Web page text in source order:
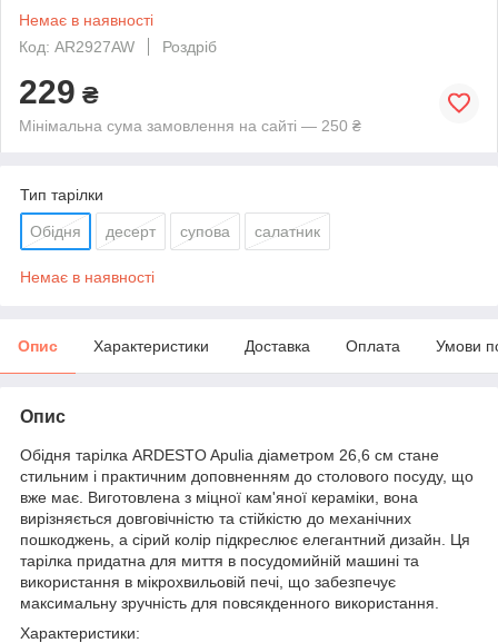
Немає в наявності
Код: AR2927AW
Роздріб
229 ₴
Мінімальна сума замовлення на сайті — 250 ₴
Тип тарілки
Обідня десерт супова салатник
Немає в наявності
Опис Характеристики Доставка Оплата Умови
Опис
Обідня тарілка ARDESTO Apulia діаметром 26,6 см стане
стильним і практичним доповненням до столового посуду, що
вже має. Виготовлена з міцної кам'яної кераміки, вона
вирізняється довговічністю та стійкістю до механічних
пошкоджень, а сірий колір підкреслює елегантний дизайн. Ця
тарілка придатна для миття в посудомийній машині та
використання в мікрохвильовій печі, що забезпечує
максимальну зручність для повсякденного використання.
Характеристики: